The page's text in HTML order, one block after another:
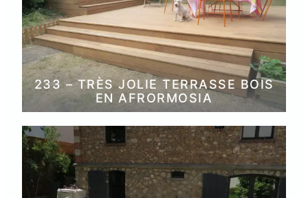
233 – TRÈS JOLIE TERRASSE BOIS
EN AFRORMOSIA